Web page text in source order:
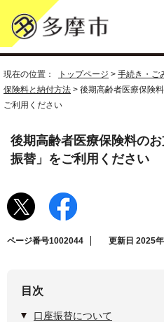
現在の位置： トップページ > 手続き・ご
保険料と納付方法 > 後期高齢者医療保険
ご利用ください
後期高齢者医療保険料の
振替」をご利用ください
ページ番号1002044 更新日 2025年
目次
口座振替について